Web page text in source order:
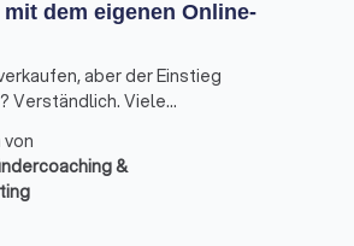
dem eigenen Online-
aber der Einstieg
Verständlich. Viele
verlieren Zeit in Details, bevor
ein klarer Fahrplan, wie du
aufbaust.
&